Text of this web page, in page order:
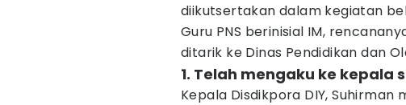
diikutsertakan dalam kegiatan
Guru PNS berinisial IM,
ditarik ke Dinas Pendidikan dan
1. Telah mengaku ke kepala
Kepala Disdikpora DIY,